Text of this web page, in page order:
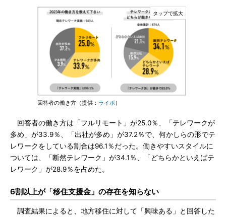
回答者の働き方（提供： ライボ）
回答者の働き方は「フルリモート」が25.0％、「テレワークが
多め」が33.9％、「出社が多め」が37.2％で、何かしらの形でテ
レワークをしている割合は96.1％だった。働きやすいスタイルに
ついては、「断然テレワーク」が34.1％、「どちらかといえばテ
レワーク」が28.9％を占めた。
6割以上が「移住支援金」の存在を知らない
調査結果によると、地方移住に対して「興味ある」と回答した